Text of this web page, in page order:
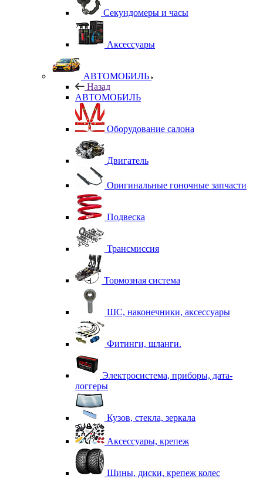
Секундомеры и часы
Аксессуары
АВТОМОБИЛЬ
Назад
АВТОМОБИЛЬ
Оборудование салона
Двигатель
Оригинальные гоночные запчасти
Подвеска
Трансмиссия
Тормозная система
ШС, наконечники, аксессуары
Фитинги, шланги.
Электросистема, приборы, дата-
логгеры
Кузов, стекла, зеркала
Аксессуары, крепеж
Шины, диски, крепеж колес